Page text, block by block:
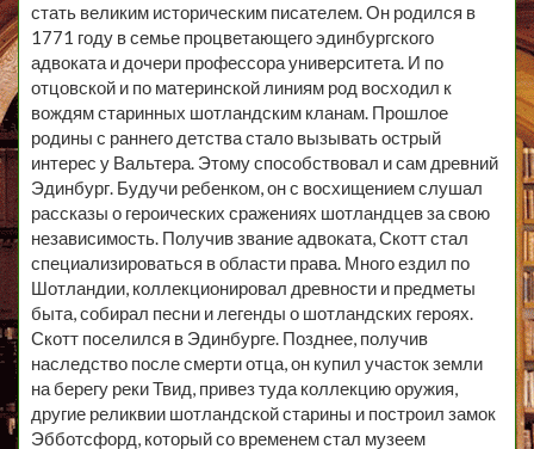
стать великим историческим писателем. Он родился в
1771 году в семье процветающего эдинбургского
адвоката и дочери профессора университета. И по
отцовской и по материнской линиям род восходил к
вождям старинных шотландским кланам. Прошлое
родины с раннего детства стало вызывать острый
интерес у Вальтера. Этому способствовал и сам древний
Эдинбург. Будучи ребенком, он с восхищением слушал
рассказы о героических сражениях шотландцев за свою
независимость. Получив звание адвоката, Скотт стал
специализироваться в области права. Много ездил по
Шотландии, коллекционировал древности и предметы
быта, собирал песни и легенды о шотландских героях.
Скотт поселился в Эдинбурге. Позднее, получив
наследство после смерти отца, он купил участок земли
на берегу реки Твид, привез туда коллекцию оружия,
другие реликвии шотландской старины и построил замок
Эбботсфорд, который со временем стал музеем